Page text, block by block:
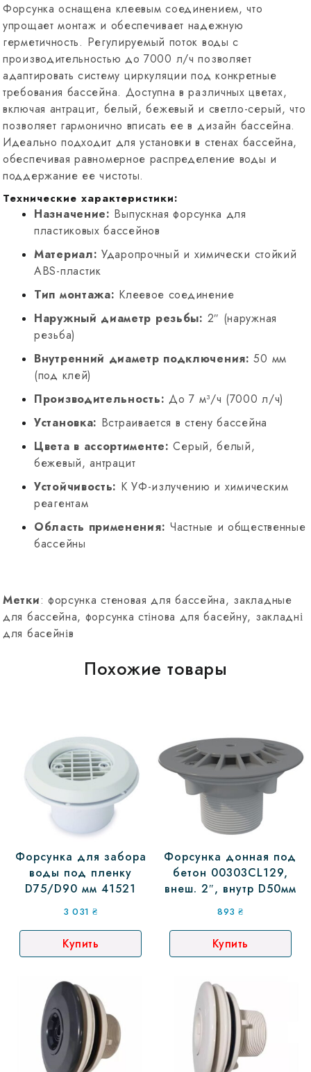
Форсунка оснащена клеевым соединением, что
упрощает монтаж и обеспечивает надежную
герметичность. Регулируемый поток воды с
производительностью до 7000 л/ч позволяет
адаптировать систему циркуляции под конкретные
требования бассейна. Доступна в различных цветах,
включая антрацит, белый, бежевый и светло-серый, что
позволяет гармонично вписать ее в дизайн бассейна.
Идеально подходит для установки в стенах бассейна,
обеспечивая равномерное распределение воды и
поддержание ее чистоты.
Технические характеристики:
Назначение: Выпускная форсунка для
пластиковых бассейнов
Материал: Ударопрочный и химически стойкий
ABS-пластик
Тип монтажа: Клеевое соединение
Наружный диаметр резьбы: 2″ (наружная
резьба)
Внутренний диаметр подключения: 50 мм
(под клей)
Производительность: До 7 м³/ч (7000 л/ч)
Установка: Встраивается в стену бассейна
Цвета в ассортименте: Серый, белый,
бежевый, антрацит
Устойчивость: К УФ-излучению и химическим
реагентам
Область применения: Частные и общественные
бассейны
Метки: форсунка стеновая для бассейна, закладные
для бассейна, форсунка стінова для басейну, закладні
для басейнів
Похожие товары
Форсунка для забора
воды под пленку
D75/D90 мм 41521
3 031₴
Купить
Форсунка донная под
бетон 00303CL129,
внеш. 2″, внутр D50мм
893₴
Купить